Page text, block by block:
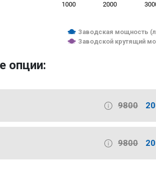
Заводская мощность
Заводской крутящий
1000 2000
опции:
9800
9800